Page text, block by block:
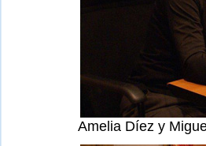
Amelia Díez y